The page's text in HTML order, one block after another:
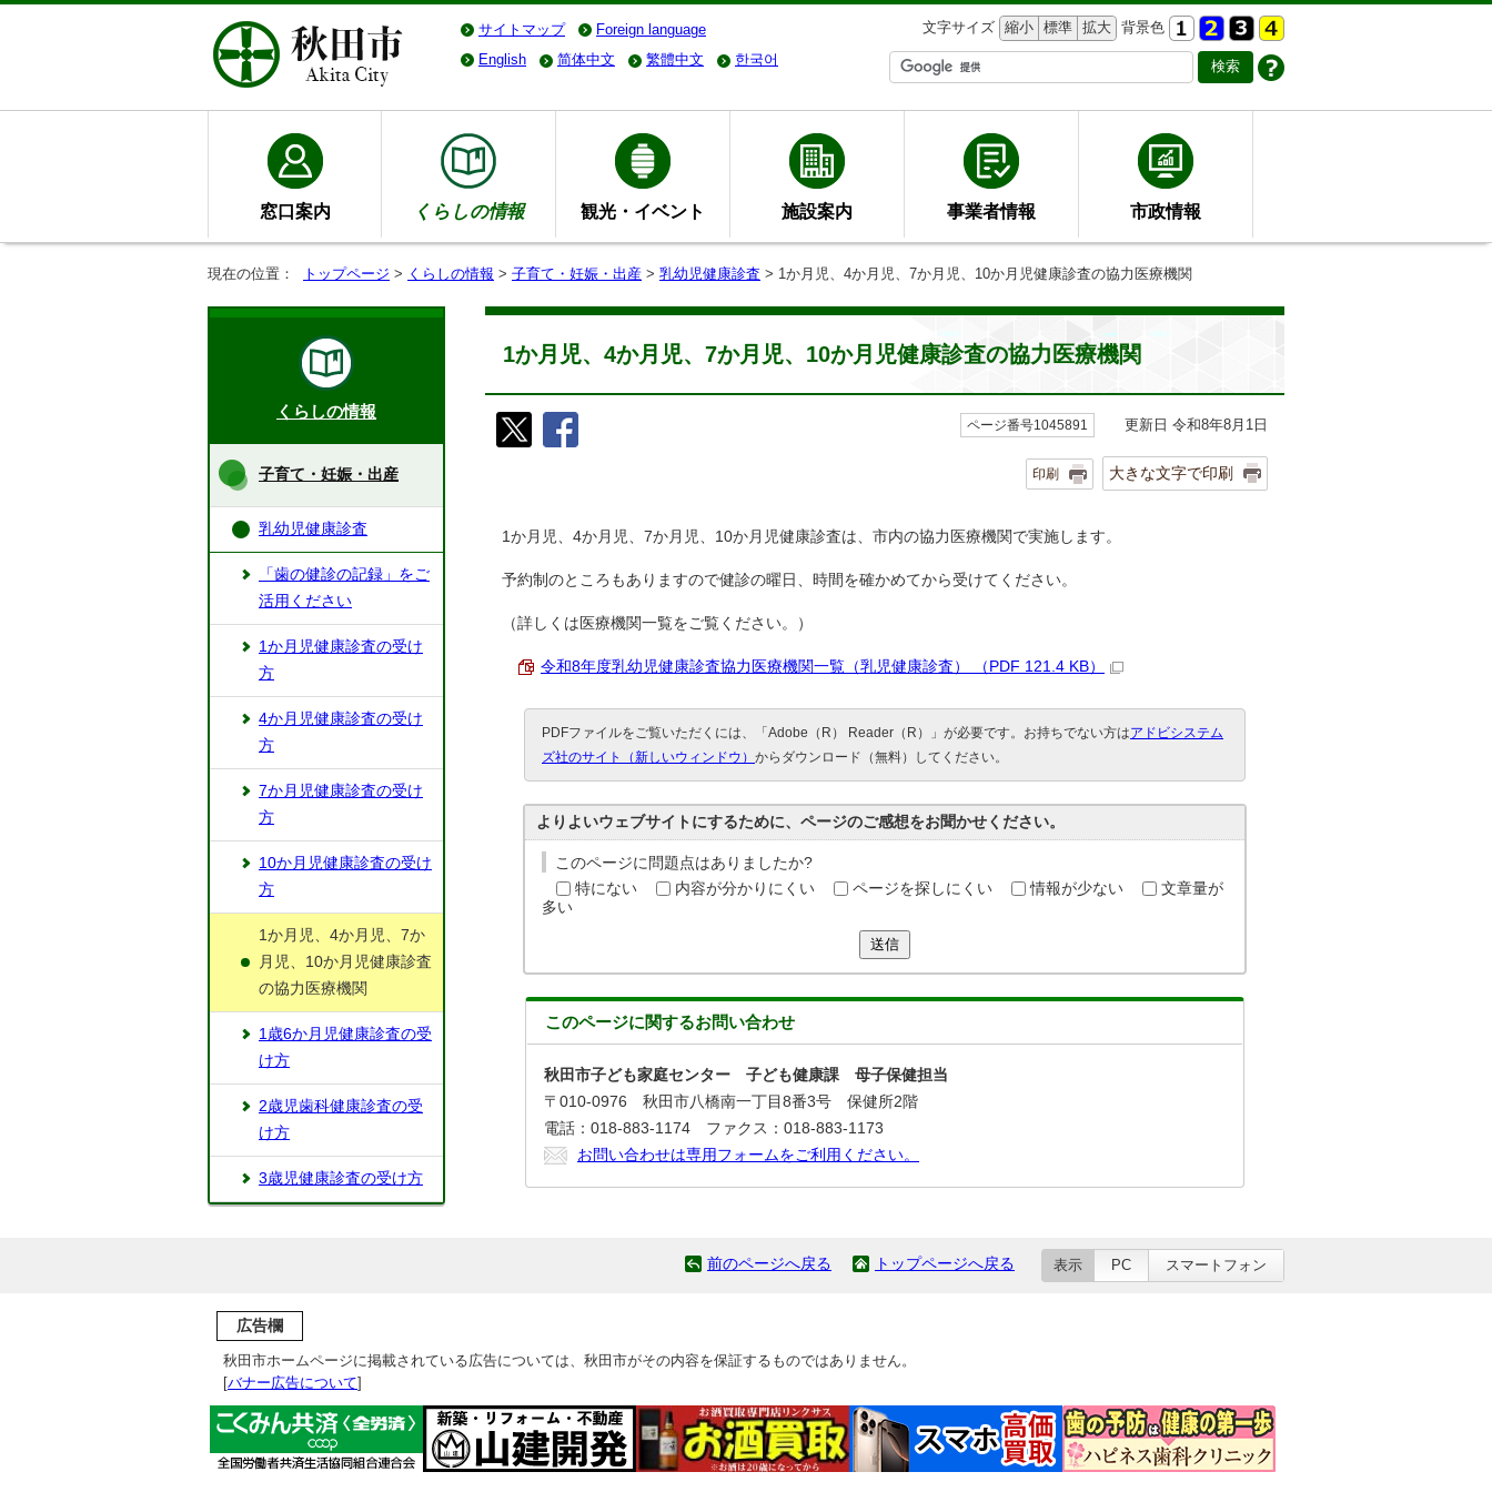
サイトマップ Foreign language 文字サイズ 縮小 標準 拡大 背景色
English
简体中文 繁體中文 한국어
窓口案内 くらしの情報 観光・イベント 施設案内 事業者情報 市政情報
現在の位置： トップページ > くらしの情報 > 子育て・妊娠・出産 > 乳幼児健康診査 > 1か月児、4か月児、7か月児、10か月児健康診査の協力医療機関
1か月児、4か月児、7か月児、10か月児健康診査の協力医療機関
ページ番号1045891 更新日 令和8年8月1日
印刷 大きな文字で印刷
1か月児、4か月児、7か月児、10か月児健康診査は、市内の協力医療機関で実施します。
予約制のところもありますので健診の曜日、時間を確かめてから受けてください。
（詳しくは医療機関一覧をご覧ください。）
令和8年度乳幼児健康診査協力医療機関一覧（乳児健康診査） （PDF 121.4 KB）
PDFファイルをご覧いただくには、「Adobe（R） Reader（R）」が必要です。お持ちでない方はアドビシステム
ズ社のサイト（新しいウィンドウ） からダウンロード（無料）してください。
よりよいウェブサイトにするために、ページのご感想をお聞かせください。
このページに問題点はありましたか?
特にない
内容が分かりにくい ページを探しにくい 情報が少ない
文章量が
多い
送信
このページに関するお問い合わせ
秋田市子ども家庭センター 子ども健康課 母子保健担当
〒010-0976 秋田市八橋南一丁目8番3号 保健所2階
電話：018-883-1174 ファクス：018-883-1173
お問い合わせは専用フォームをご利用ください。
くらしの情報
子育て・妊娠・出産
乳幼児健康診査
「歯の健診の記録」をご
活用ください
1か月児健康診査の受け
方
4か月児健康診査の受け
方
7か月児健康診査の受け
方
10か月児健康診査の受け
方
1か月児、4か月児、7か
月児、10か月児健康診査
の協力医療機関
1歳6か月児健康診査の受
け方
2歳児歯科健康診査の受
け方
3歳児健康診査の受け方
前のページへ戻る トップページへ戻る 表示 PC スマートフォン
広告欄
秋田市ホームページに掲載されている広告については、秋田市がその内容を保証するものではありません。
[バナー広告について]